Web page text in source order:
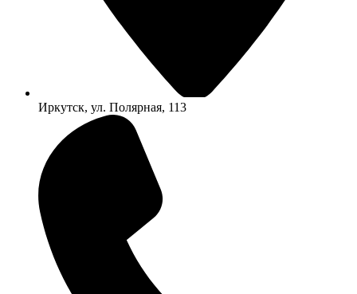
Иркутск, ул. Полярная, 113